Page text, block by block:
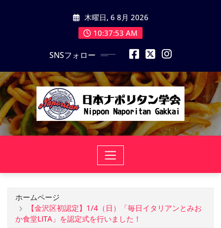
に
ス
キ
ッ
プ
木曜日, 6 8月 2026
10:37:54 AM
SNSフォロー
ホームページ
【金沢区初認定】1/4（日）「毎日イタリアンとみお
か食堂LITA」を認定式を行いました！